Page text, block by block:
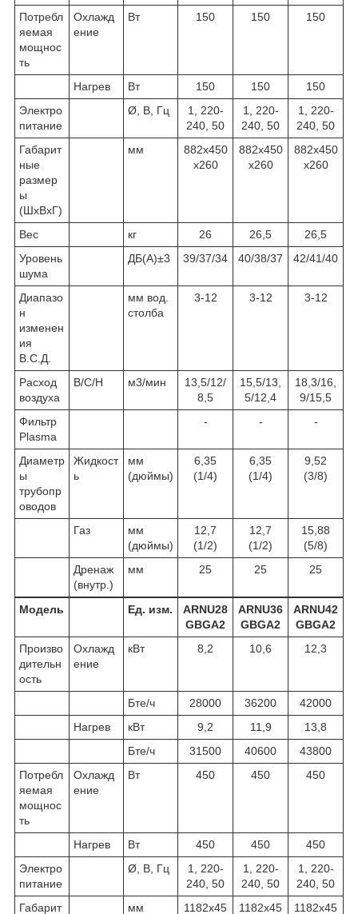
Потребл
яемая
мощнос
ть
Охлажд
ение
Вт 150 150 150
Нагрев Вт 150 150
150
Электро
питание
Ø, В, Гц
1, 220-
240, 50
1, 220-
240, 50
1, 220-
240, 50
Габарит
ные
размер
ы
(ШхВхГ)
мм
882х450
х260
882х450
х260
882х450
х260
Вес кг 26 26,5
26,5
Уровень
шума
ДБ(А)±3 39/37/34 40/38/37 42/41/40
Диапазо
н
изменен
ия
В.С.Д.
мм вод.
столба
3-12 3-12 3-12
Расход
воздуха
В/С/Н м3/мин
13,5/12/
8,5
15,5/13,
5/12,4
18,3/16,
9/15,5
Фильтр
Plasma
- - -
Диаметр
ы
трубопр
оводов
Жидкост
ь
мм
(дюймы)
6,35
(1/4)
6,35
(1/4)
9,52
(3/8)
Газ
мм
(дюймы)
12,7
(1/2)
12,7
(1/2)
15,88
(5/8)
Дренаж
(внутр.)
мм 25 25 25
Модель Ед. изм.
ARNU28
GBGA2
ARNU36
GBGA2
ARNU42
GBGA2
Произво
дительн
ость
Охлажд
ение
кВт 8,2 10,6 12,3
Бте/ч 28000 36200
42000
Нагрев
кВт 9,2 11,9
13,8
Бте/ч
31500 40600
43800
Потребл
яемая
мощнос
ть
Охлажд
ение
Вт 450 450 450
Нагрев Вт 450 450
450
Электро
питание
Ø, В, Гц
1, 220-
240, 50
1, 220-
240, 50
1, 220-
240, 50
Габарит
мм 1182x45 1182x45 1182x45